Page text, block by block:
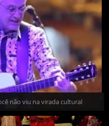
não viu na virada cultural